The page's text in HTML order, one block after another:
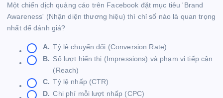
Một chiến dịch quảng cáo trên Facebook đặt mục tiêu 'Brand
Awareness' (Nhận diện thương hiệu) thì chỉ số nào là quan trọng
nhất để đánh giá?
A. Tỷ lệ chuyển đổi (Conversion Rate)
B. Số lượt hiển thị (Impressions) và phạm vi tiếp cận
(Reach)
C. Tỷ lệ nhấp (CTR)
D. Chi phí mỗi lượt nhấp (CPC)